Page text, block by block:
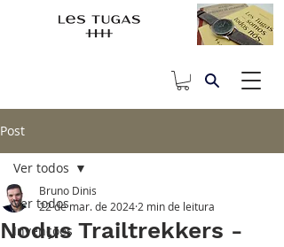
Post
Ver todos
Invenções
Ver todos
Nodus Trailtrekkers -
Bruno Dinis
22 de mar. de 2024 2 min de leitura